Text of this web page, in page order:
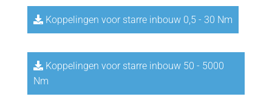
Koppelingen voor starre inbouw 0,5 - 30 Nm
Koppelingen voor starre inbouw 50 - 5000
Nm